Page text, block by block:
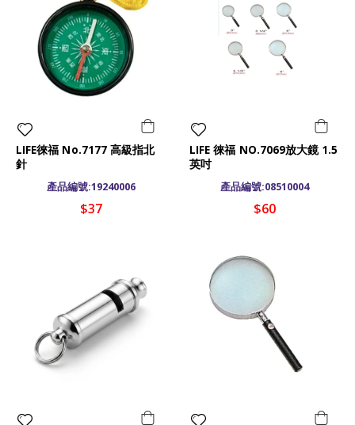
LIFE徠福 No.7177 高級指北
針
產品編號:19240006
$37
LIFE 徠福 NO.7069放大鏡 1.5
英吋
產品編號:08510004
$60